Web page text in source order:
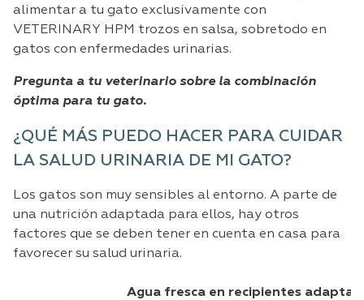
alimentar a tu gato exclusivamente con
VETERINARY HPM trozos en salsa, sobretodo en
gatos con enfermedades urinarias.
Pregunta a tu veterinario sobre la combinación
óptima para tu gato.
¿QUÉ MÁS PUEDO HACER PARA CUIDAR
LA SALUD URINARIA DE MI GATO?
Los gatos son muy sensibles al entorno. A parte de
una nutrición adaptada para ellos, hay otros
factores que se deben tener en cuenta en casa para
favorecer su salud urinaria.
Agua fresca en recipientes